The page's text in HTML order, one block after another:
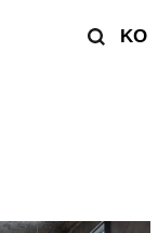
KO